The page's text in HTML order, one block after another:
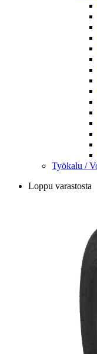
Työkalu /
Loppu varastosta